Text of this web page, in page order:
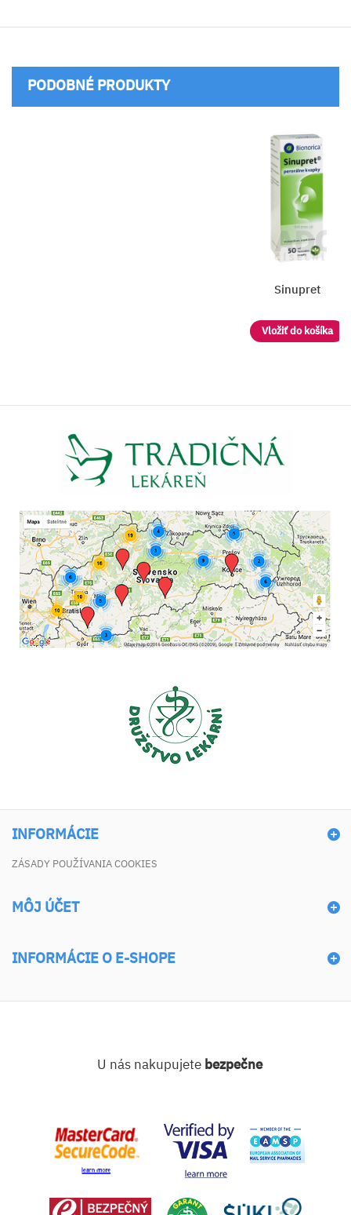
PODOBNÉ PRODUKTY
INFORMÁCIE
ZÁSADY POUŽÍVANIA COOKIES
MÔJ ÚČET
INFORMÁCIE O E-SHOPE
U nás nakupujete bezpečne